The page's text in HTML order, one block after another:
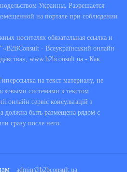
Украины. Разрешается
на портале при соблюдении
носителях обязательная ссылка и
- Всеукраїнський онлайн
www.b2bconsult.ua - Как
на текст материалу, не
системами з текстом
онлайн сервіс консультацій з
должна быть размещена рядом с
сразу после него.
admin@b2bconsult.ua